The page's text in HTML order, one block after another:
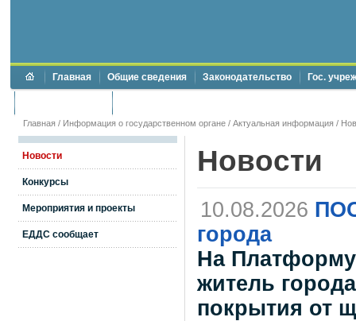
Главная Общие сведения Законодательство Гос.
Главная / Информация о государственном органе / Актуальная информация /
Новости
Конкурсы
Мероприятия и проекты
ЕДДС сообщает
Новости
10.08.2026
города
На
житель
покрытия от